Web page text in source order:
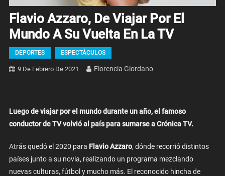
Flavio Azzaro, De Viajar Por El
Mundo A Su Vuelta En La TV
DEPORTES ESPECTÁCULOS
9 De Febrero De 2021 Florencia Giordano
Luego de viajar por el mundo durante un año, el famoso
conductor de TV volvió al país para sumarse a Crónica TV.
Atrás quedó el 2020 para Flavio Azzaro, dónde recorrió distintos
países junto a su novia, realizando un programa mezclando
nuevas culturas, fútbol y mucho más. El reconocido hincha de